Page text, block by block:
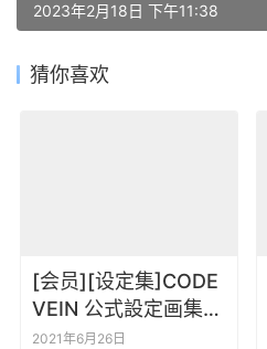
2023年2月18日 下午11:38
猜你喜欢
[会员][设定集]CODE
VEIN 公式設定画集
創世の記憶
2021年6月26日